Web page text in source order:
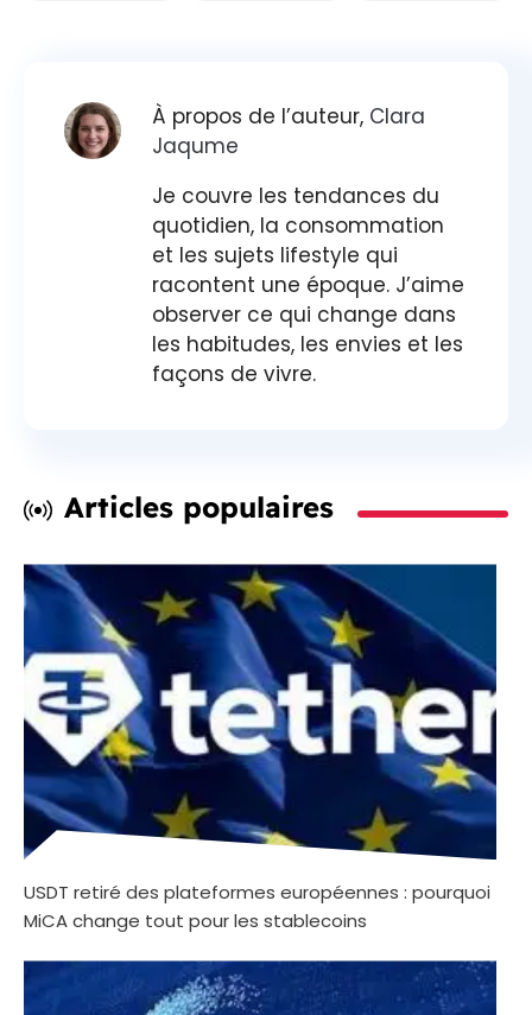
À propos de l’auteur, Clara
Jaqume
Je couvre les tendances du
quotidien, la consommation
et les sujets lifestyle qui
racontent une époque. J’aime
observer ce qui change dans
les habitudes, les envies et les
façons de vivre.
Articles populaires
USDT retiré des plateformes européennes : pourquoi
MiCA change tout pour les stablecoins